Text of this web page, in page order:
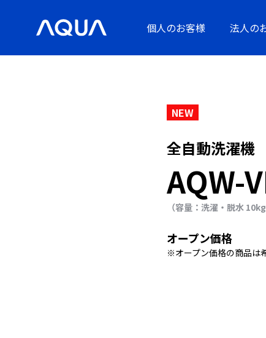
個人のお客様 法人の
NEW
全自動洗濯機
AQW-
（容量：洗濯・脱水 10kg
オープン価格
※オープン価格の商品は